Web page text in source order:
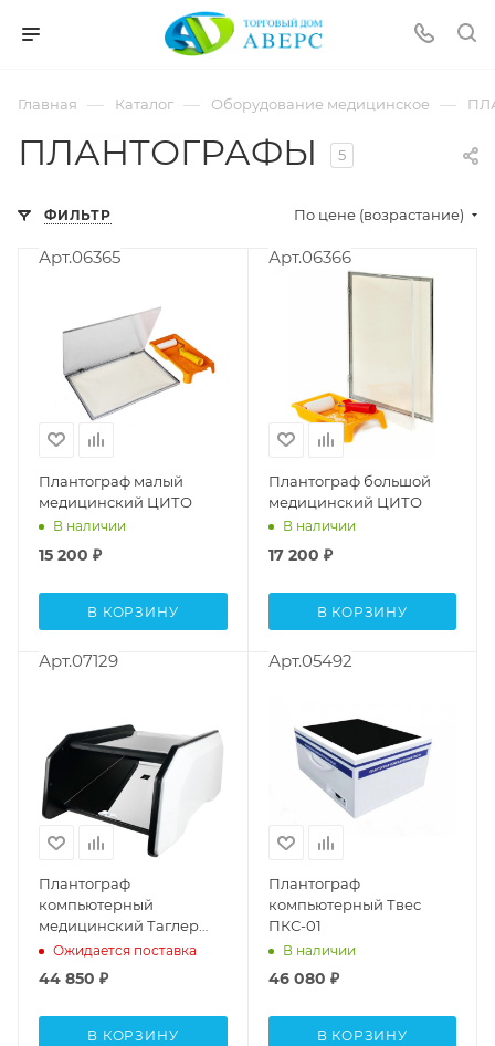
Главная — Каталог — Оборудование медицинское —
ПЛАНТОГРАФЫ 5
ФИЛЬТР По цене (возрастание)
Арт.06365
Плантограф малый
медицинский ЦИТО
В наличии
15 200 ₽
В КОРЗИНУ
Арт.06366
Плантограф большой
медицинский ЦИТО
В наличии
17 200 ₽
В КОРЗИНУ
Арт.07129
Плантограф
компьютерный
медицинский Таглер
ПСК-02
Ожидается поставка
44 850 ₽
В КОРЗИНУ
Арт.05492
Плантограф
компьютерный Твес
ПКС-01
В наличии
46 080 ₽
В КОРЗИНУ
pornspider.info
xnxx